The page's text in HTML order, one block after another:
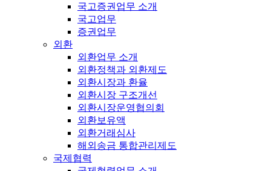
국고증권업무 소개
국고업무
증권업무
외환
외환업무 소개
외환정책과 외환제도
외환시장과 환율
외환시장 구조개선
외환시장운영협의회
외환보유액
외환거래심사
해외송금 통합관리제도
국제협력